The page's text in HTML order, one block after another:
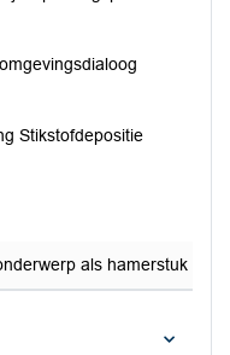
Stikstofdepositie
als hamerstuk te